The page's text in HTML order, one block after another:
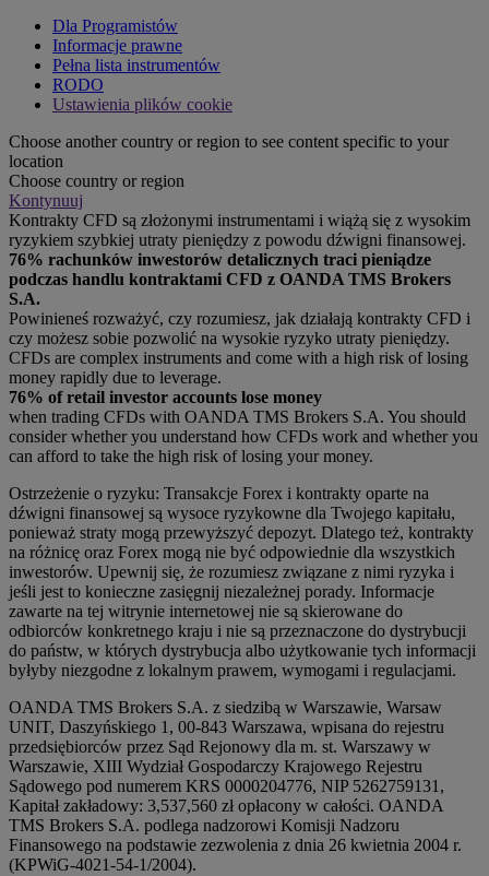
Dla Programistów
Informacje prawne
Pełna lista instrumentów
RODO
Ustawienia plików cookie
Choose another country or region to see content specific to your
location
Choose country or region
Kontynuuj
Kontrakty CFD są złożonymi instrumentami i wiążą się z wysokim
ryzykiem szybkiej utraty pieniędzy z powodu dźwigni finansowej.
76% rachunków inwestorów detalicznych traci pieniądze
podczas handlu kontraktami CFD z OANDA TMS Brokers
S.A.
Powinieneś rozważyć, czy rozumiesz, jak działają kontrakty CFD i
czy możesz sobie pozwolić na wysokie ryzyko utraty pieniędzy.
CFDs are complex instruments and come with a high risk of losing
money rapidly due to leverage.
76% of retail investor accounts lose money
when trading CFDs with OANDA TMS Brokers S.A. You should
consider whether you understand how CFDs work and whether you
can afford to take the high risk of losing your money.
Ostrzeżenie o ryzyku: Transakcje Forex i kontrakty oparte na
dźwigni finansowej są wysoce ryzykowne dla Twojego kapitału,
ponieważ straty mogą przewyższyć depozyt. Dlatego też, kontrakty
na różnicę oraz Forex mogą nie być odpowiednie dla wszystkich
inwestorów. Upewnij się, że rozumiesz związane z nimi ryzyka i
jeśli jest to konieczne zasięgnij niezależnej porady. Informacje
zawarte na tej witrynie internetowej nie są skierowane do
odbiorców konkretnego kraju i nie są przeznaczone do dystrybucji
do państw, w których dystrybucja albo użytkowanie tych informacji
byłyby niezgodne z lokalnym prawem, wymogami i regulacjami.
OANDA TMS Brokers S.A. z siedzibą w Warszawie, Warsaw
UNIT, Daszyńskiego 1, 00-843 Warszawa, wpisana do rejestru
przedsiębiorców przez Sąd Rejonowy dla m. st. Warszawy w
Warszawie, XIII Wydział Gospodarczy Krajowego Rejestru
Sądowego pod numerem KRS 0000204776, NIP 5262759131,
Kapitał zakładowy: 3,537,560 zł opłacony w całości. OANDA
TMS Brokers S.A. podlega nadzorowi Komisji Nadzoru
Finansowego na podstawie zezwolenia z dnia 26 kwietnia 2004 r.
(KPWiG-4021-54-1/2004).